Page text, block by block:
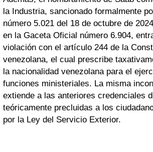
la Industria, sancionado formalmente
número 5.021 del 18 de octubre de
en la Gaceta Oficial número 6.904,
violación con el artículo 244 de la
venezolana, el cual prescribe
la nacionalidad venezolana para el
funciones ministeriales. La misma
extiende a las anteriores credenciales
teóricamente precluidas a los
por la Ley del Servicio Exterior.